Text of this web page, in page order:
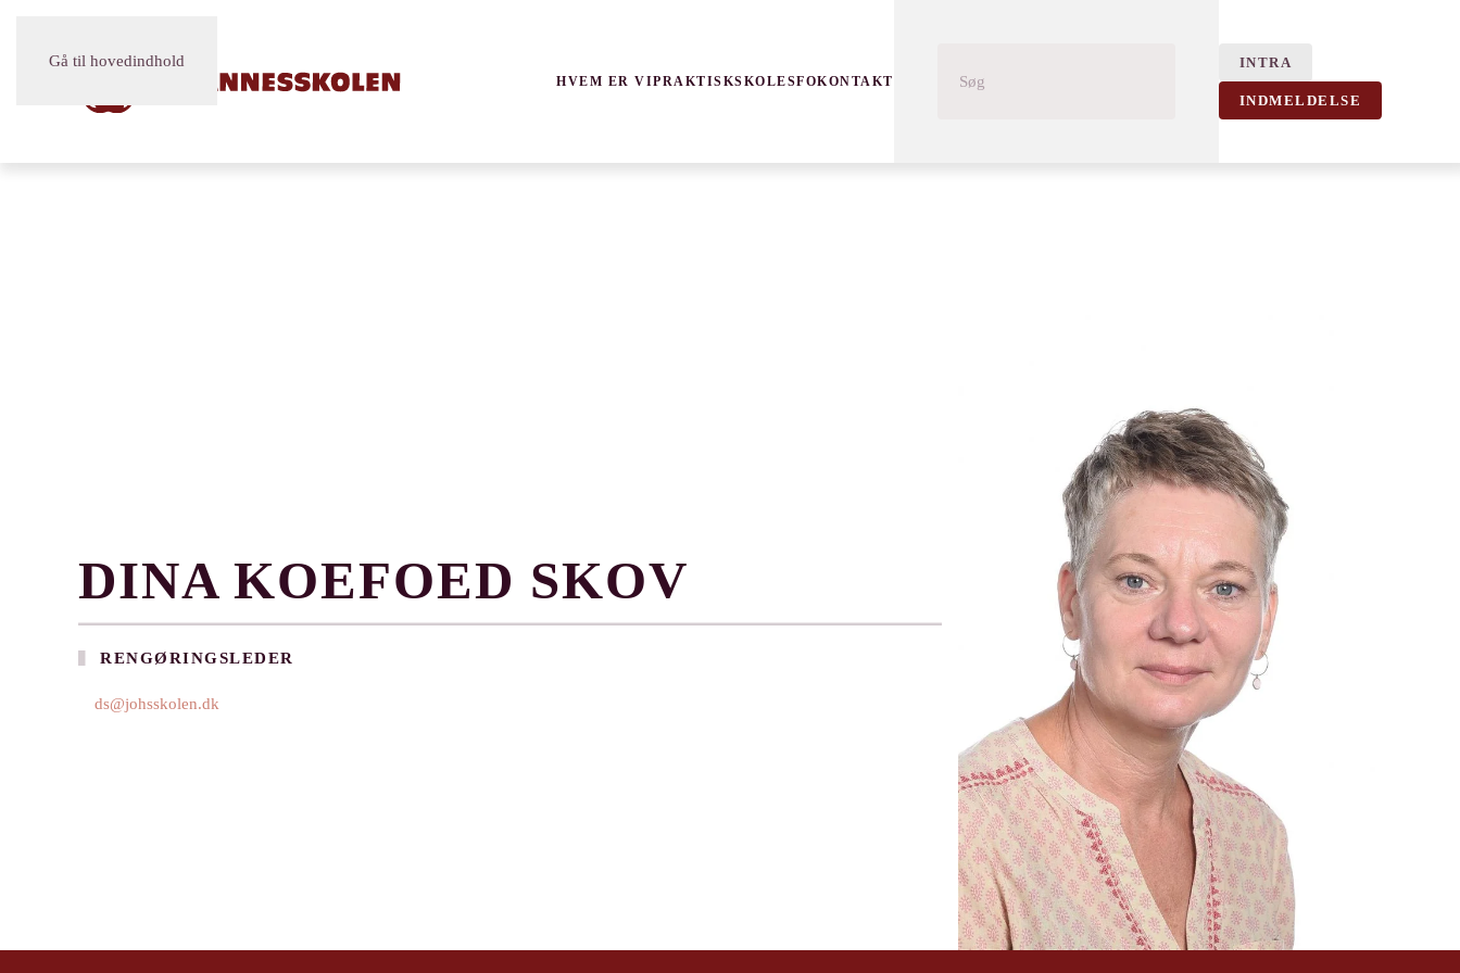
Gå til hovedindhold
HVEM ER VIPRAKTISKSKOLESFOKONTAKT
INTRA
INDMELDELSE
DINA KOEFOED SKOV
RENGØRINGSLEDER
ds@johsskolen.dk